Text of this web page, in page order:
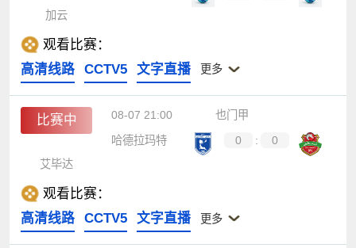
加云
观看比赛：
高清线路
CCTV5 文字直播 更多
比赛中 08-07 21:00
也门甲
哈德拉玛特
0 :
0
艾毕达
观看比赛：
高清线路
CCTV5 文字直播 更多